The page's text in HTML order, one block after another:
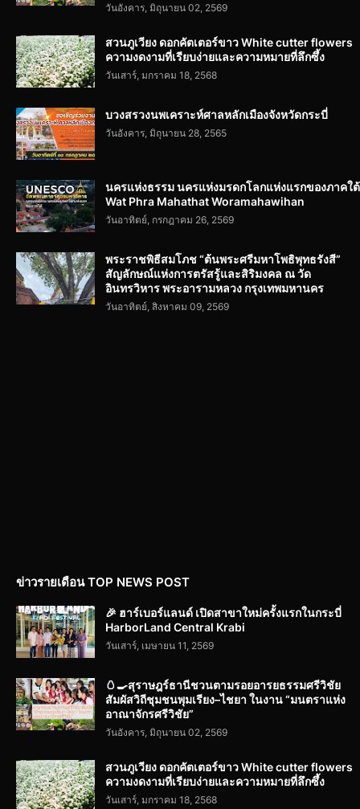
วันอังคาร, มิถุนายน 02, 2569
สวนภูเวียง ดอกคัตเตอร์ขาว White cutter flowers
ความงดงามที่เรียบง่ายและความหมายที่ลึกซึ้ง
วันเสาร์, มกราคม 18, 2568
บวงสรวงนพเคราะห์ศาลหลักเมืองจังหวัดกระบี่
วันอังคาร, มิถุนายน 28, 2565
นครแห่งธรรม นครแห่งมรดกโลกแห่งแรกของภาคใต้
Wat Phra Mahathat Woramahawihan
วันอาทิตย์, กรกฎาคม 26, 2569
พระราชพิธีสมโภช “ต้นพระศรีมหาโพธิพุทธรังสี”
สัญลักษณ์แห่งการตรัสรู้และสิริมงคล ณ วัด
อินทรวิหาร พระอารามหลวง กรุงเทพมหานคร
วันอาทิตย์, สิงหาคม 09, 2569
ข่าวรายเดือน TOP NEWS POST
🎉 ฮาร์เบอร์แลนด์ เปิดสาขาใหม่ครั้งแรกในกระบี่
HarborLand Central Krabi
วันเสาร์, เมษายน 11, 2569
🥚🍳สุราษฎร์ธานีชวนตามรอยอารยธรรมศรีวิชัย
สัมผัสวิถีชุมชนพุมเรียง–ไชยา ในงาน “มนตราแห่ง
อาณาจักรศรีวิชัย”
วันอังคาร, มิถุนายน 02, 2569
สวนภูเวียง ดอกคัตเตอร์ขาว White cutter flowers
ความงดงามที่เรียบง่ายและความหมายที่ลึกซึ้ง
วันเสาร์, มกราคม 18, 2568